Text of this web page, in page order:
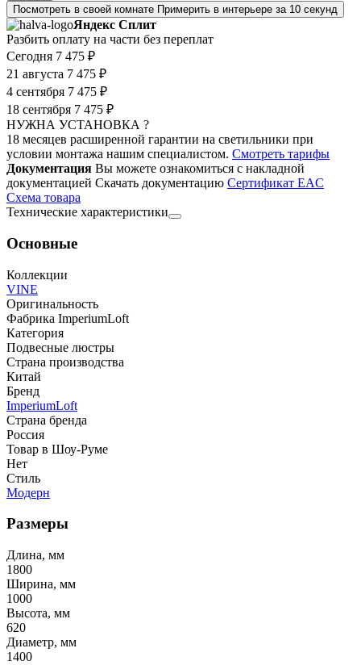
Посмотреть в своей комнате Примерить в интерьере за 10 секунд
Яндекс Сплит
Разбить оплату на части без переплат
Сегодня 7 475 ₽
21 августа 7 475 ₽
4 сентября 7 475 ₽
18 сентября 7 475 ₽
НУЖНА УСТАНОВКА ?
18 месяцев расширенной гарантии на светильники при
условии монтажа нашим специалистом. Смотреть тарифы
Документация Вы можете ознакомиться с накладной
документацией Скачать документацию Cертификат EAC
Cхема товара
Технические характеристики
Основные
Коллекции
VINE
Оригинальность
Фабрика ImperiumLoft
Категория
Подвесные люстры
Страна производства
Китай
Бренд
ImperiumLoft
Страна бренда
Россия
Товар в Шоу-Руме
Нет
Стиль
Модерн
Размеры
Длина, мм
1800
Ширина, мм
1000
Высота, мм
620
Диаметр, мм
1400